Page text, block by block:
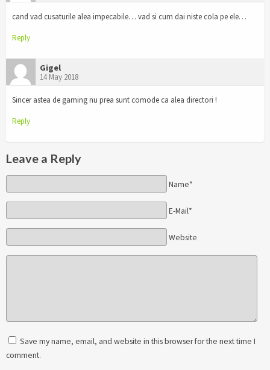
cand vad cusaturile alea impecabile… vad si cum dai niste cola pe ele…
Reply
Gigel
14 May 2018
Sincer astea de gaming nu prea sunt comode ca alea directori !
Reply
Leave a Reply
Name*
E-Mail*
Website
Save my name, email, and website in this browser for the next time I
comment.